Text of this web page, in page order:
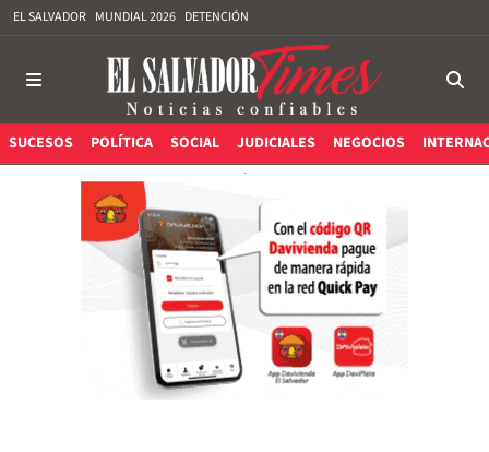
EL SALVADOR MUNDIAL 2026 DETENCIÓN
SUCESOS POLÍTICA SOCIAL JUDICIALES NEGOCIOS